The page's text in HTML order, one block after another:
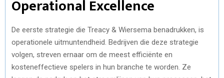
Operational Excellence
De eerste strategie die Treacy & Wiersema benadrukken, is
operationele uitmuntendheid. Bedrijven die deze strategie
volgen, streven ernaar om de meest efficiënte en
kosteneffectieve spelers in hun branche te worden. Ze